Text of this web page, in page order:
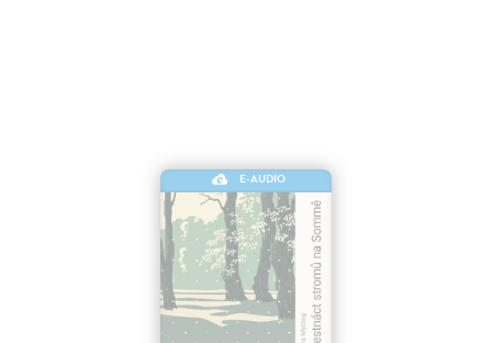
E-AUDIO